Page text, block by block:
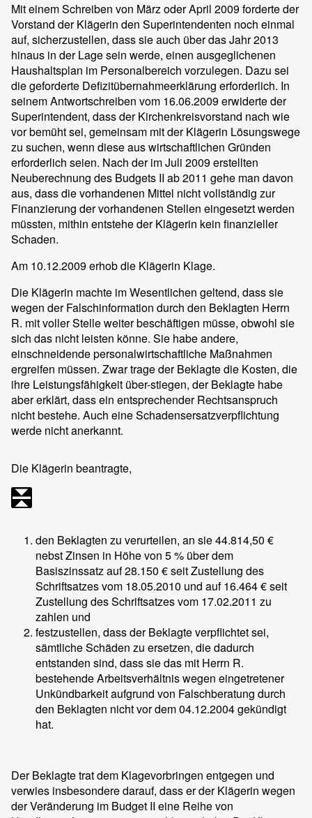
Mit einem Schreiben von März oder April 2009 forderte der
Vorstand der Klägerin den Superintendenten noch einmal
auf, sicherzustellen, dass sie auch über das Jahr 2013
hinaus in der Lage sein werde, einen ausgeglichenen
Haushaltsplan im Personalbereich vorzulegen. Dazu sei
die geforderte Defizitübernahmeerklärung erforderlich. In
seinem Antwortschreiben vom 16.06.2009 erwiderte der
Superintendent, dass der Kirchenkreisvorstand nach wie
vor bemüht sei, gemeinsam mit der Klägerin Lösungswege
zu suchen, wenn diese aus wirtschaftlichen Gründen
erforderlich seien. Nach der im Juli 2009 erstellten
Neuberechnung des Budgets II ab 2011 gehe man davon
aus, dass die vorhandenen Mittel nicht vollständig zur
Finanzierung der vorhandenen Stellen eingesetzt werden
müssten, mithin entstehe der Klägerin kein finanzieller
Schaden.
Am 10.12.2009 erhob die Klägerin Klage.
Die Klägerin machte im Wesentlichen geltend, dass sie
wegen der Falschinformation durch den Beklagten Herrn
R. mit voller Stelle weiter beschäftigen müsse, obwohl sie
sich das nicht leisten könne. Sie habe andere,
einschneidende personalwirtschaftliche Maßnahmen
ergreifen müssen. Zwar trage der Beklagte die Kosten, die
ihre Leistungsfähigkeit über-stiegen, der Beklagte habe
aber erklärt, dass ein entsprechender Rechtsanspruch
nicht bestehe. Auch eine Schadensersatzverpflichtung
werde nicht anerkannt.
Die Klägerin beantragte,
den Beklagten zu verurteilen, an sie 44.814,50 €
nebst Zinsen in Höhe von 5 % über dem
Basiszinssatz auf 28.150 € seit Zustellung des
Schriftsatzes vom 18.05.2010 und auf 16.464 € seit
Zustellung des Schriftsatzes vom 17.02.2011 zu
zahlen und
festzustellen, dass der Beklagte verpflichtet sei,
sämtliche Schäden zu ersetzen, die dadurch
entstanden sind, dass sie das mit Herrn R.
bestehende Arbeitsverhältnis wegen eingetretener
Unkündbarkeit aufgrund von Falschberatung durch
den Beklagten nicht vor dem 04.12.2004 gekündigt
hat.
Der Beklagte trat dem Klagevorbringen entgegen und
verwies insbesondere darauf, dass er der Klägerin wegen
der Veränderung im Budget II eine Reihe von